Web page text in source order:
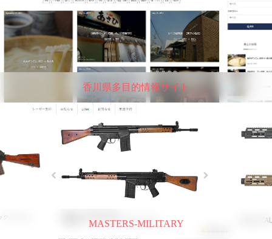
香川県多目的情報サイト
MASTERS-MILITARY